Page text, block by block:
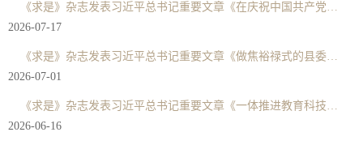
《求是》杂志发表习近平总书记重要文章《在庆祝中国共产党成立105周年大会上的讲话》
2026-07-17
《求是》杂志发表习近平总书记重要文章《做焦裕禄式的县委书记》
2026-07-01
《求是》杂志发表习近平总书记重要文章《一体推进教育科技人才发展》
2026-06-16